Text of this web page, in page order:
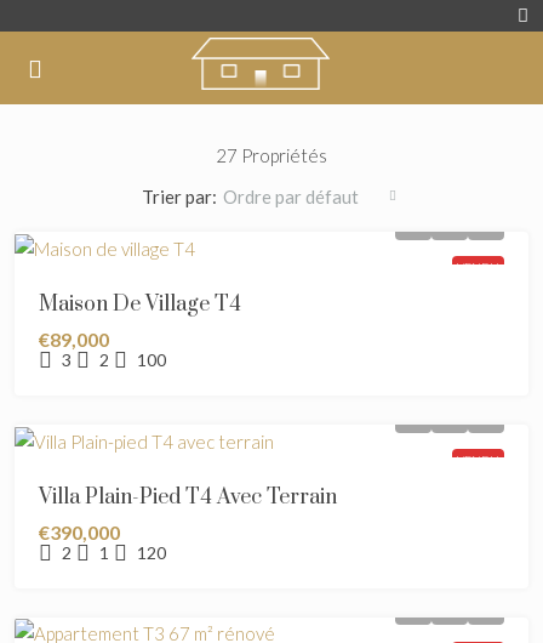
27 Propriétés
Trier par: Ordre par défaut
VENDU
Maison De Village T4
€89,000
3 2 100
VENDU
Villa Plain-Pied T4 Avec Terrain
€390,000
2 1 120